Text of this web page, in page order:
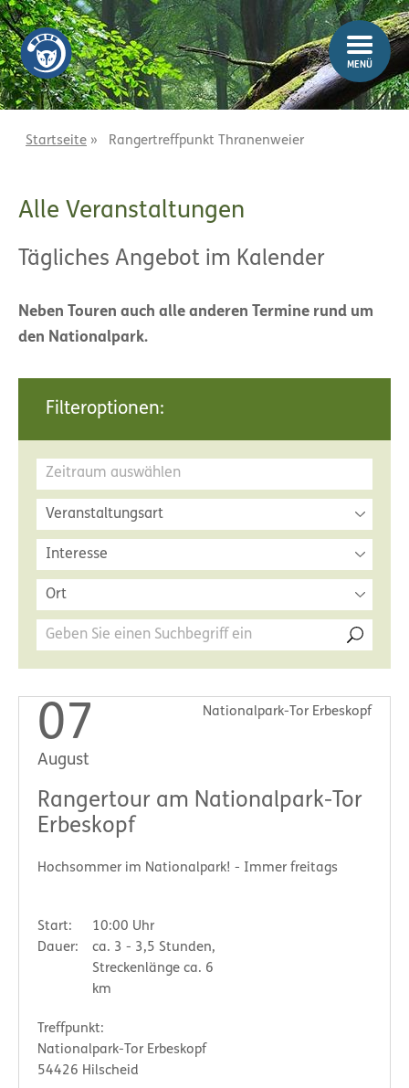
Z
u
m
I
n
Z
u
m
H
a
MENÜ
Startseite » Rangertreffpunkt Thranenweier
Alle Veranstaltungen
Tägliches Angebot im Kalender
Neben Touren auch alle anderen Termine rund um
den Nationalpark.
Filteroptionen:
Veranstaltungsart
Interesse
Ort
07
August
Nationalpark-Tor Erbeskopf
Rangertour am Nationalpark-Tor
Erbeskopf
Hochsommer im Nationalpark! - Immer freitags
Start:
10:00 Uhr
Dauer:
ca. 3 - 3,5 Stunden,
Streckenlänge ca. 6
km
Treffpunkt:
Nationalpark-Tor Erbeskopf
54426 Hilscheid